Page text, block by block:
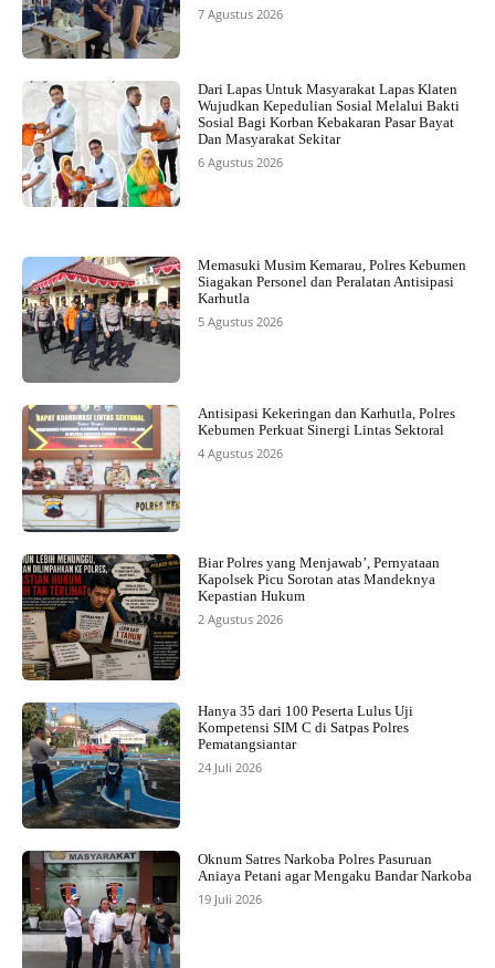
7 Agustus 2026
Dari Lapas Untuk Masyarakat Lapas Klaten
Wujudkan Kepedulian Sosial Melalui Bakti
Sosial Bagi Korban Kebakaran Pasar Bayat
Dan Masyarakat Sekitar
6 Agustus 2026
Memasuki Musim Kemarau, Polres Kebumen
Siagakan Personel dan Peralatan Antisipasi
Karhutla
5 Agustus 2026
Antisipasi Kekeringan dan Karhutla, Polres
Kebumen Perkuat Sinergi Lintas Sektoral
4 Agustus 2026
Biar Polres yang Menjawab’, Pernyataan
Kapolsek Picu Sorotan atas Mandeknya
Kepastian Hukum
2 Agustus 2026
Hanya 35 dari 100 Peserta Lulus Uji
Kompetensi SIM C di Satpas Polres
Pematangsiantar
24 Juli 2026
Oknum Satres Narkoba Polres Pasuruan
Aniaya Petani agar Mengaku Bandar Narkoba
19 Juli 2026